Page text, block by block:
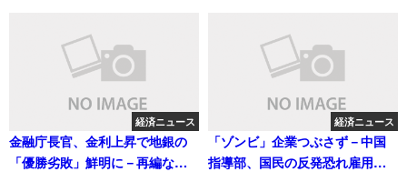
経済ニュース
金融庁長官、金利上昇で地銀の
「優勝劣敗」鮮明に－再編など
経済ニュース
「ゾンビ」企業つぶさず－中国
指導部、国民の反発恐れ雇用維